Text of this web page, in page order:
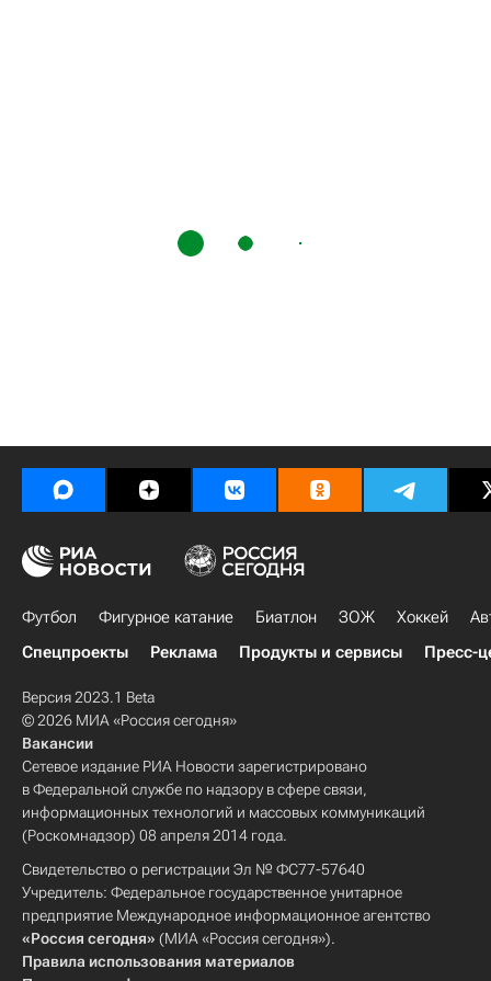
Футбол Фигурное катание Биатлон ЗОЖ Хоккей
Спецпроекты
Реклама Продукты и сервисы Пресс-
Версия 2023.1 Beta
© 2026 МИА «Россия сегодня»
Вакансии
Сетевое издание РИА Новости зарегистрировано
в Федеральной службе по надзору в сфере связи,
информационных технологий и массовых коммуникаций
(Роскомнадзор) 08 апреля 2014 года.
Свидетельство о регистрации Эл № ФС77-57640
Учредитель: Федеральное государственное унитарное
предприятие Международное информационное агентство
«Россия сегодня» (МИА «Россия сегодня»).
Правила использования материалов